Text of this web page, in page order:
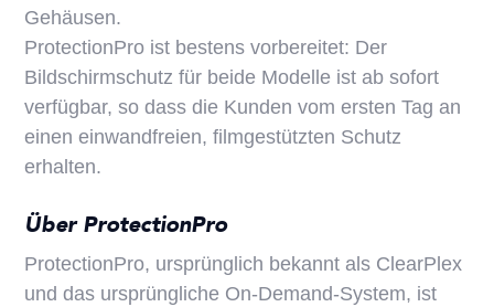
Gehäusen.
ProtectionPro ist bestens vorbereitet: Der
Bildschirmschutz für beide Modelle ist ab sofort
verfügbar, so dass die Kunden vom ersten Tag an
einen einwandfreien, filmgestützten Schutz
erhalten.
Über ProtectionPro
ProtectionPro, ursprünglich bekannt als ClearPlex
und das ursprüngliche On-Demand-System, ist